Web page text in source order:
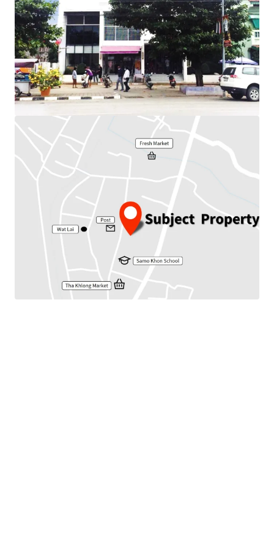
Total floor area : 640 sq.m.
Frontage : 16 m.
Depth : 20 m.
Nearby amenities : Post, School, Market
Available Parking : 20
Suitable for : Office use, Residential.
Land Tenure : Freehold